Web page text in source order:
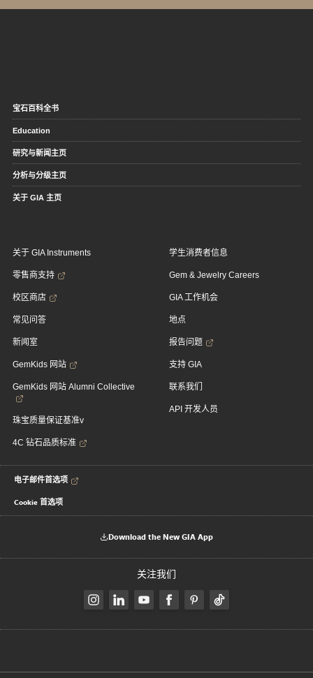
宝石百科全书
Education
研究与新闻主页
分析与分级主页
关于 GIA 主页
关于 GIA Instruments
零售商支持
校区商店
常见问答
新闻室
GemKids 网站
GemKids 网站 Alumni Collective
珠宝质量保证基准v
4C 钻石品质标准
学生消费者信息
Gem & Jewelry Careers
GIA 工作机会
地点
报告问题
支持 GIA
联系我们
API 开发人员
电子邮件首选项
Cookie 首选项
Download the New GIA App
关注我们